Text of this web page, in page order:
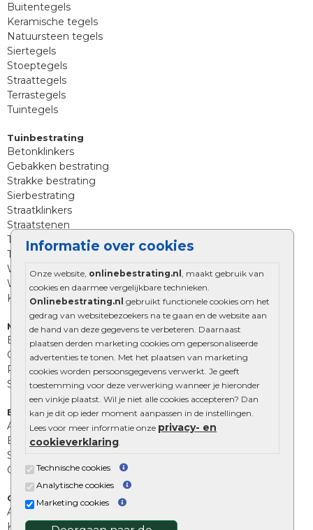
Informatie over cookies
Onze website, onlinebestrating.nl , maakt gebruik van
cookies en daarmee vergelijkbare technieken.
Onlinebestrating.nl gebruikt functionele cookies om het
gedrag van websitebezoekers na te gaan en de website aan
de hand van deze gegevens te verbeteren. Daarnaast
plaatsen derden marketing cookies om gepersonaliseerde
advertenties te tonen. Met het plaatsen van marketing
cookies worden persoonsgegevens verwerkt. Je geeft
toestemming voor deze verwerking wanneer je hieronder
een vinkje plaatst. Wil je niet alle cookies accepteren? Dan
kan je dit op ieder moment aanpassen in de instellingen.
Lees voor meer informatie onze privacy- en
cookieverklaring.
Technische cookies
Analytische cookies
Marketing cookies
Buitentegels
Keramische tegels
Natuursteen tegels
Siertegels
Stoeptegels
Straattegels
Terrastegels
Tuintegels
Tuinbestrating
Betonklinkers
Gebakken bestrating
Strakke bestrating
Sierbestrating
Straatklinkers
Straatstenen
Trommelstenen
Tuinstenen
Waalformaat
Wildverband bestrating
Kingstones
Muurelementen
Betonbielzen
Opsluitbanden
Palissades
Stapelblokken
Extra benodigdheden
Afwatering en diversen
Beplantings en betonelementen
Split, grind en zand
Oprit tegels
Overig
Aanbiedingen
Kunstgras